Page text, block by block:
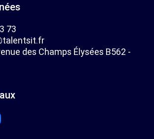
73
des Champs Élysées B562 -